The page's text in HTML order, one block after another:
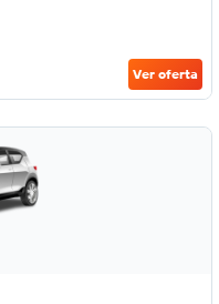
Ver oferta